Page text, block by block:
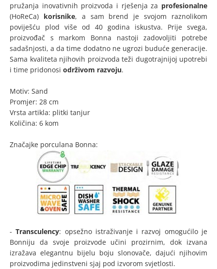
pružanja inovativnih proizvoda i rješenja za profesionalne
(HoReCa) korisnike, a sam brend je svojom raznolikom
poviješću plod više od 40 godina iskustva. Prije svega,
proizvođač s markom Bonna nastoji zadovoljiti potrebe
sadašnjosti, a da time dodatno ne ugrozi buduće generacije.
Sama kvaliteta njihovih proizvoda teži dugotrajnijoj upotrebi
i time pridonosi održivom razvoju.
Motiv: Sand
Promjer: 28 cm
Vrsta artikla: plitki tanjur
Količina: 6 kom
Značajke porculana Bonna:
-Transculency: opsežno istraživanje i razvoj omogućilo je
Bonniju da svoje proizvode učini prozirnim, dok izvana
izražava elegantnu bijelu boju slonovače, dajući njihovim
proizvodima jedinstveni sjaj pod izvorom svjetlosti.